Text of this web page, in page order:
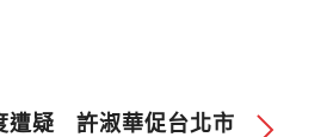
遭疑 許淑華促台北市